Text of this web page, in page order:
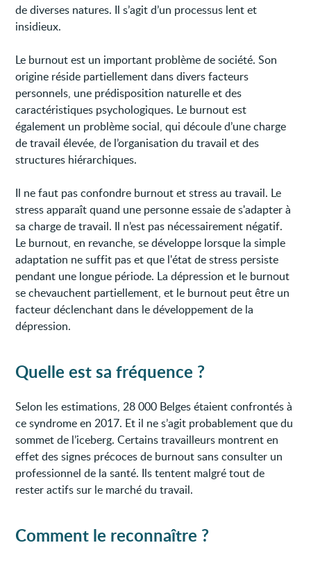
de diverses natures. Il s’agit d’un processus lent et
insidieux.
Le burnout est un important problème de société. Son
origine réside partiellement dans divers facteurs
personnels, une prédisposition naturelle et des
caractéristiques psychologiques. Le burnout est
également un problème social, qui découle d’une charge
de travail élevée, de l’organisation du travail et des
structures hiérarchiques.
Il ne faut pas confondre burnout et stress au travail. Le
stress apparaît quand une personne essaie de s'adapter à
sa charge de travail. Il n’est pas nécessairement négatif.
Le burnout, en revanche, se développe lorsque la simple
adaptation ne suffit pas et que l'état de stress persiste
pendant une longue période. La dépression et le burnout
se chevauchent partiellement, et le burnout peut être un
facteur déclenchant dans le développement de la
dépression.
Quelle est sa fréquence ?
Selon les estimations, 28 000 Belges étaient confrontés à
ce syndrome en 2017. Et il ne s’agit probablement que du
sommet de l’iceberg. Certains travailleurs montrent en
effet des signes précoces de burnout sans consulter un
professionnel de la santé. Ils tentent malgré tout de
rester actifs sur le marché du travail.
Comment le reconnaître ?